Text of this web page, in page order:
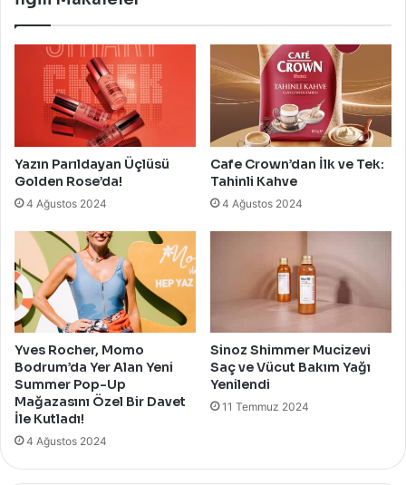
Yazın Parıldayan Üçlüsü
Golden Rose’da!
4 Ağustos 2024
Cafe Crown’dan İlk ve Tek:
Tahinli Kahve
4 Ağustos 2024
Yves Rocher, Momo
Bodrum’da Yer Alan Yeni
Summer Pop-Up
Mağazasını Özel Bir Davet
İle Kutladı!
4 Ağustos 2024
Sinoz Shimmer Mucizevi
Saç ve Vücut Bakım Yağı
Yenilendi
11 Temmuz 2024